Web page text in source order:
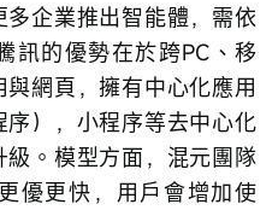
企業推出智能體，需依
訊的優勢在於跨PC、移
網頁，擁有中心化應用
），小程序等去中心化
。模型方面，混元團隊
優更快，用戶會增加使